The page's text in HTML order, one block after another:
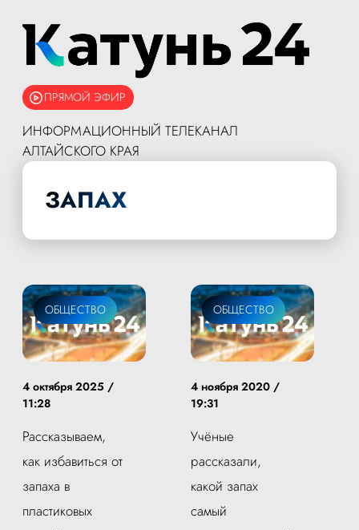
ПРЯМОЙ ЭФИР
ИНФОРМАЦИОННЫЙ ТЕЛЕКАНАЛ
АЛТАЙСКОГО КРАЯ
ЗАПАХ
ОБЩЕСТВО
4 октября 2025 /
11:28
Рассказываем,
как избавиться от
запаха в
пластиковых
ОБЩЕСТВО
4 ноября 2020 /
19:31
Учёные
рассказали,
какой запах
самый